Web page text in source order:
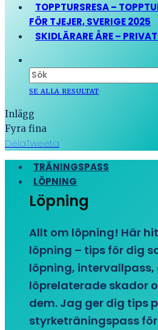
TOPPTURSRESA –
FÖR TJEJER, SVERIGE 2025
SKIDLÄRARE ÅRE –
SE ALLA RESULTAT
Inlägg
Fyra fina
DelaTweeta
TRÄNINGSPASS
LÖPNING
Löpning
Allt om löpning! Här
löpning – tips för dig
löpning, intervallpass,
löprelaterade skador
dem. Jag ger dig tips
styrketräningspass